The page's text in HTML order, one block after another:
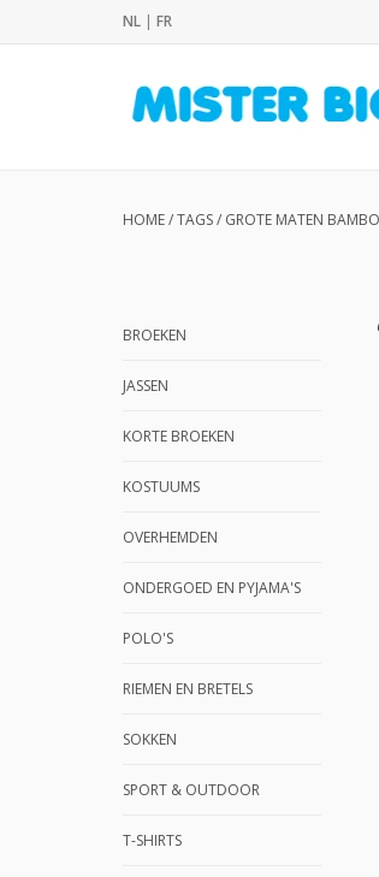
NL | FR
HOME/TAGS/ GROTE MATEN
BROEKEN
JASSEN
KORTE BROEKEN
KOSTUUMS
OVERHEMDEN
ONDERGOED EN PYJAMA'S
POLO'S
RIEMEN EN BRETELS
SOKKEN
SPORT & OUTDOOR
T-SHIRTS